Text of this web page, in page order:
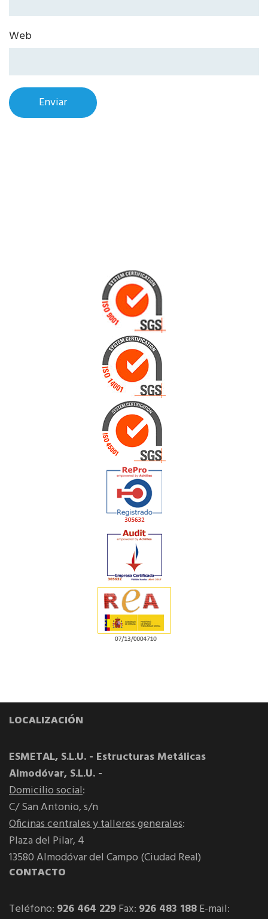
Web
LOCALIZACIÓN
ESMETAL, S.L.U. - Estructuras Metálicas
Almodóvar, S.L.U. -
Domicilio social:
C/ San Antonio, s/n
Oficinas centrales y talleres generales:
Plaza del Pilar, 4
13580 Almodóvar del Campo (Ciudad Real)
CONTACTO
Teléfono: 926 464 229Fax: 926 483 188E-mail: